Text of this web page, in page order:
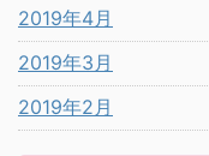
2019年4月
2019年3月
2019年2月